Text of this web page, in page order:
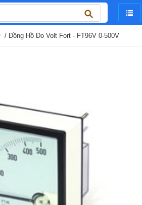
/ Đồng Hồ Đo Volt Fort - FT96V 0-500V